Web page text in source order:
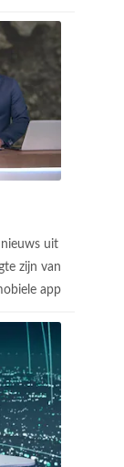
nieuws uit
zijn van
app